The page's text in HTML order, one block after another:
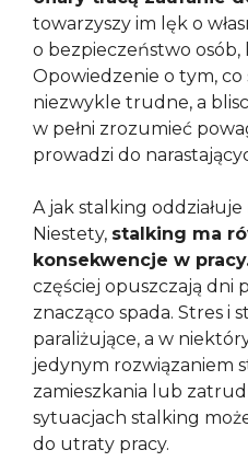
towarzyszy im lęk o
o bezpieczeństwo osób,
Opowiedzenie o tym, co
niezwykle trudne, a
w pełni zrozumieć
prowadzi do
A jak stalking
Niestety, stalking ma
konsekwencje w
częściej opuszczają dni
znacząco spada. Stres i
paraliżujące, a w
jedynym rozwiązaniem
zamieszkania lub
sytuacjach stalking
do utraty pracy.